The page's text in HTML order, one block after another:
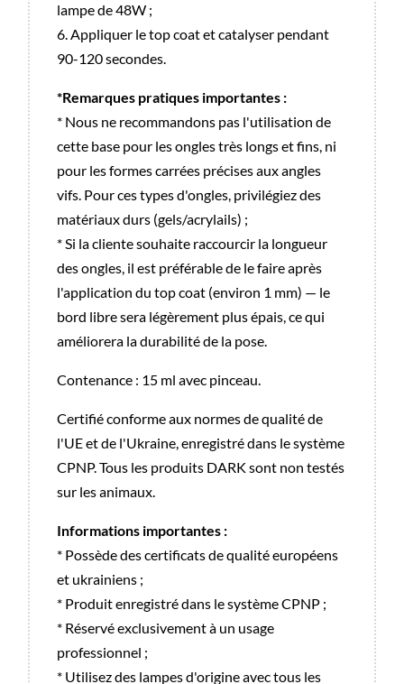
lampe de 48W ;
6. Appliquer le top coat et catalyser pendant
90-120 secondes.
*Remarques pratiques importantes :
* Nous ne recommandons pas l'utilisation de
cette base pour les ongles très longs et fins, ni
pour les formes carrées précises aux angles
vifs. Pour ces types d'ongles, privilégiez des
matériaux durs (gels/acrylails) ;
* Si la cliente souhaite raccourcir la longueur
des ongles, il est préférable de le faire après
l'application du top coat (environ 1 mm) — le
bord libre sera légèrement plus épais, ce qui
améliorera la durabilité de la pose.
Contenance : 15 ml avec pinceau.
Certifié conforme aux normes de qualité de
l'UE et de l'Ukraine, enregistré dans le système
CPNP. Tous les produits DARK sont non testés
sur les animaux.
Informations importantes :
* Possède des certificats de qualité européens
et ukrainiens ;
* Produit enregistré dans le système CPNP ;
* Réservé exclusivement à un usage
professionnel ;
* Utilisez des lampes d'origine avec tous les